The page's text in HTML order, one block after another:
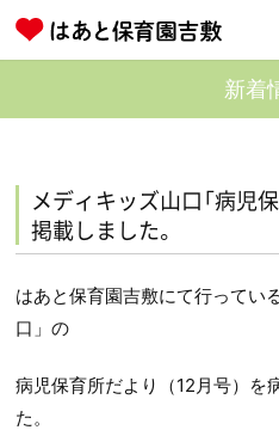
新着
メディキッズ山口「病児
掲載しました。
はあと保育園吉敷にて行ってい
口」の
病児保育所だより（12月号）を
た。